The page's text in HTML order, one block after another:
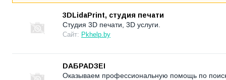
3DLidaPrint, студия печати
Студия 3D печати, 3D услуги.
Сайт: Pkhelp.by
DAБРАDЗЕI
Оказываем профессиональную помощь по